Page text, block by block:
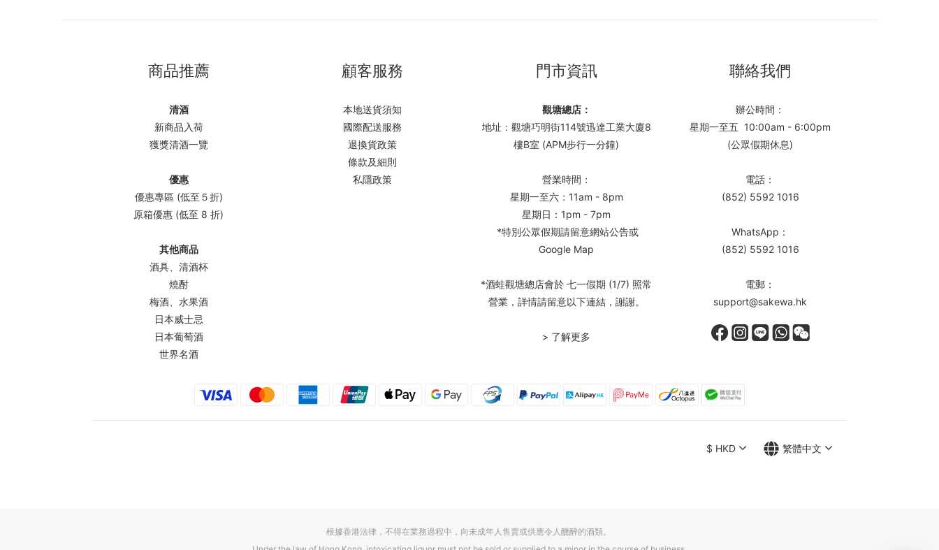
商品推薦
清酒
新商品入荷
獲獎清酒一覽
優惠
優惠專區 (低至５折)
原箱優惠 (低至 8 折)
其他商品
酒具、清酒杯
燒酎
梅酒、水果酒
日本威士忌
日本葡萄酒
世界名酒
顧客服務
本地送貨須知
國際配送服務
退換貨政策
條款及細則
私隱政策
門市資訊
觀塘總店：
地址：觀塘巧明街114號迅達工業大廈8
樓B室 (APM步行一分鐘)
營業時間：
星期一至六：11am - 8pm
星期日：1pm - 7pm
*特別公眾假期請留意網站公告或
Google Map
*酒蛙觀塘總店會於 七一假期 (1/7) 照常
營業，詳情請留意以下連結，謝謝。
> 了解更多
聯絡我們
辦公時間：
星期一至五 10:00am - 6:00pm
(公眾假期休息)
電話：
(852) 5592 1016
WhatsApp：
(852) 5592 1016
電郵：
support@sakewa.hk
$ HKD 繁體中文
根據香港法律，不得在業務過程中，向未成年人售賣或供應令人醺醉的酒類。